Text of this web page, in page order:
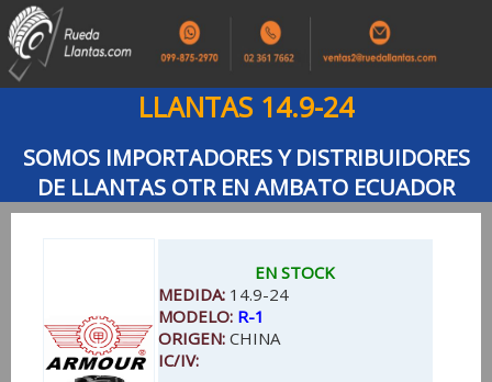
LLANTAS 14.9-24
SOMOS IMPORTADORES Y DISTRIBUIDORES
DE LLANTAS OTR EN AMBATO ECUADOR
EN STOCK
MEDIDA: 14.9-24
MODELO: R-1
ORIGEN: CHINA
IC/IV: